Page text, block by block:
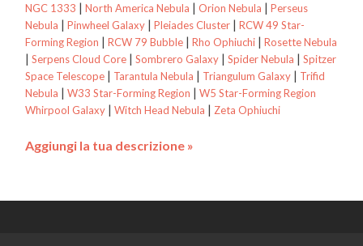
NGC 1333 | North America Nebula | Orion Nebula | Perseus
Nebula | Pinwheel Galaxy | Pleiades Cluster | RCW 49 Star-
Forming Region | RCW 79 Bubble | Rho Ophiuchi | Rosette Nebula
| Serpens Cloud Core | Sombrero Galaxy | Spider Nebula | Spitzer
Space Telescope | Tarantula Nebula | Triangulum Galaxy | Trifid
Nebula | W33 Star-Forming Region | W5 Star-Forming Region
Whirpool Galaxy | Witch Head Nebula | Zeta Ophiuchi
Aggiungi la tua descrizione »